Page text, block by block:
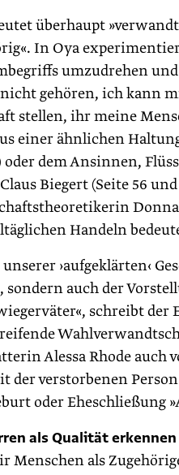
überhaupt
In Oya
umzudrehen
gehören, ich kann
stellen, ihr meine
einer ähnlichen
oder dem Ansinnen,
Biegert (Seite 56
Handeln
›aufgeklärten‹
sondern auch der
schreibt der
Alessa Rhode auch
der verstorbenen
oder Eheschließung
als Qualität erkennen
Menschen als